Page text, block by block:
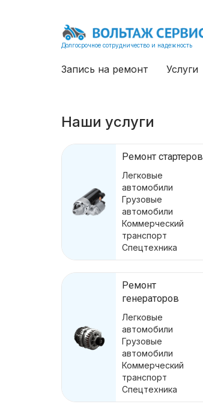
Долгосрочное сотрудничество и надежность
Запись на ремонт Услуги
Наши услуги
Ремонт стартеров
Легковые
автомобили
Грузовые
автомобили
Коммерческий
транспорт
Спецтехника
Ремонт
генераторов
Легковые
автомобили
Грузовые
автомобили
Коммерческий
транспорт
Спецтехника